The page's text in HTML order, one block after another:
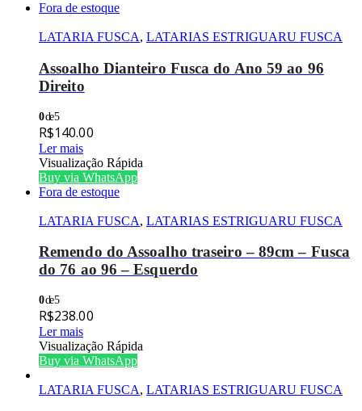
Fora de estoque
LATARIA FUSCA, LATARIAS ESTRIGUARU FUSCA
Assoalho Dianteiro Fusca do Ano 59 ao 96
Direito
0de 5
R$140.00
Ler mais
Visualização Rápida
Buy via WhatsApp
Fora de estoque
LATARIA FUSCA, LATARIAS ESTRIGUARU FUSCA
Remendo do Assoalho traseiro – 89cm – Fusca
do 76 ao 96 – Esquerdo
0de 5
R$238.00
Ler mais
Visualização Rápida
Buy via WhatsApp
LATARIA FUSCA, LATARIAS ESTRIGUARU FUSCA